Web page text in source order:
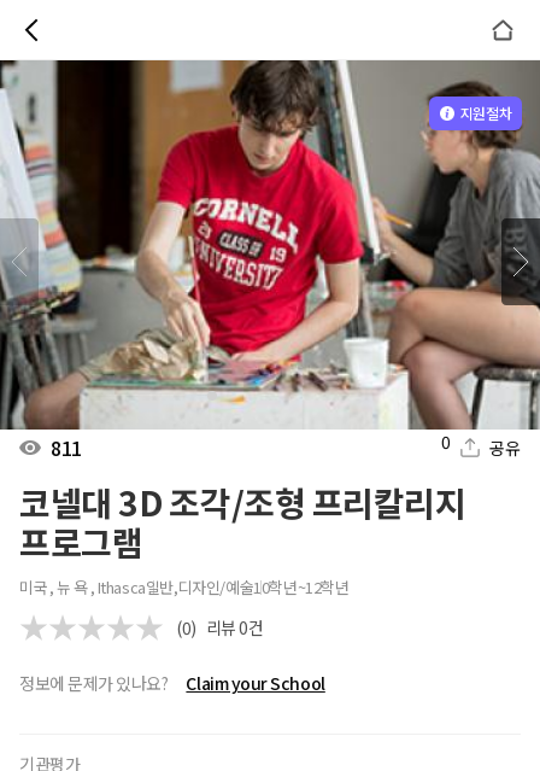
811 0 공유
코넬대 3D 조각/조형 프리칼리지
프로그램
미국 , 뉴 욕 , Ithasca일반,디자인/예술10학년~12학년
(0) 리뷰0건
정보에 문제가 있나요? Claim your School
기관평가
지원절차